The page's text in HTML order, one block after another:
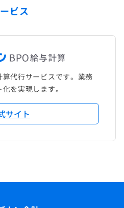
ビス
代行サービスです。業務
を実現します。
サイト